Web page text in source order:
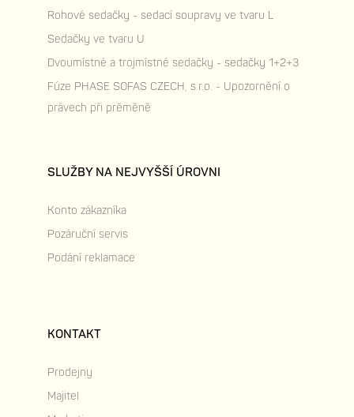
Rohové sedačky - sedací soupravy ve tvaru L
Sedačky ve tvaru U
Dvoumístné a trojmístné sedačky - sedačky 1+2+3
Fúze PHASE SOFAS CZECH, s.r.o. - Upozornění o
právech při prěměně
SLUŽBY NA NEJVYŠŠÍ ÚROVNI
Konto zákazníka
Pozáruční servis
Podání reklamace
KONTAKT
Prodejny
Majitel